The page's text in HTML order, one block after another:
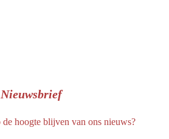
Nieuwsbrief
hoogte blijven van ons nieuws?